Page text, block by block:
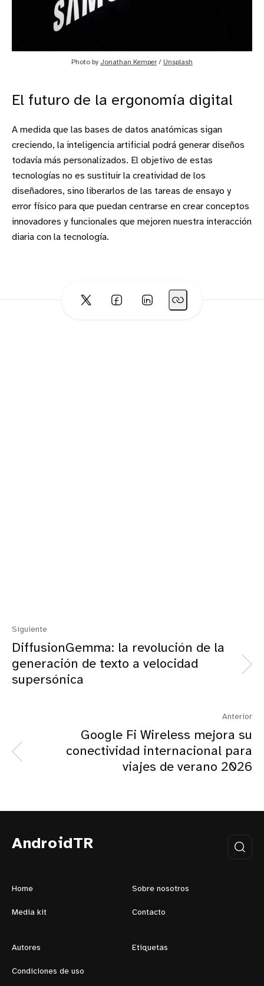
Photo by Jonathan Kemper / Unsplash
El futuro de la ergonomía digital
A medida que las bases de datos anatómicas sigan
creciendo, la inteligencia artificial podrá generar diseños
todavía más personalizados. El objetivo de estas
tecnologías no es sustituir la creatividad de los
diseñadores, sino liberarlos de las tareas de ensayo y
error físico para que puedan centrarse en crear conceptos
innovadores y funcionales que mejoren nuestra interacción
diaria con la tecnología.
Siguiente
DiffusionGemma: la revolución de la
generación de texto a velocidad
supersónica
Anterior
Google Fi Wireless mejora su
conectividad internacional para
viajes de verano 2026
AndroidTR
Home Sobre nosotros
Media kit Contacto
Autores Etiquetas
Condiciones de uso